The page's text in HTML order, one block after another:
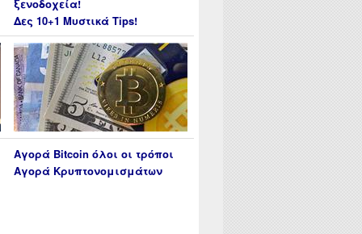
ξενοδοχεία!
Δες 10+1 Μυστικά Tips!
Αγορά Bitcoin όλοι οι τρόποι
Αγορά Κρυπτονομισμάτων